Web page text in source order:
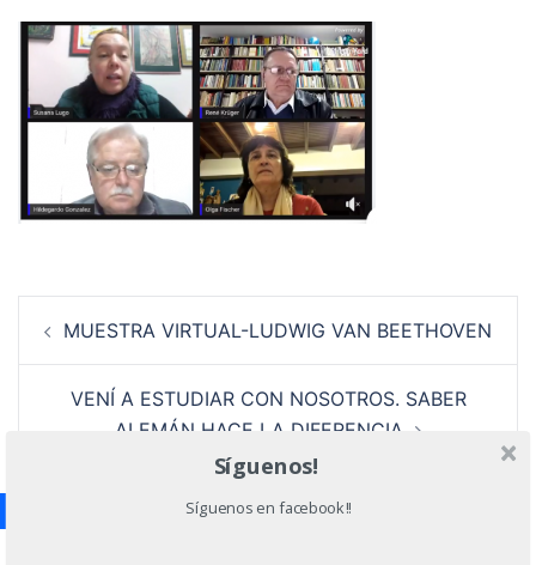
de
entradas
MUESTRA VIRTUAL-LUDWIG VAN BEETHOVEN
VENÍ A ESTUDIAR CON NOSOTROS. SABER
ALEMÁN HACE LA DIFERENCIA
Síguenos!
Síguenos en facebook!!